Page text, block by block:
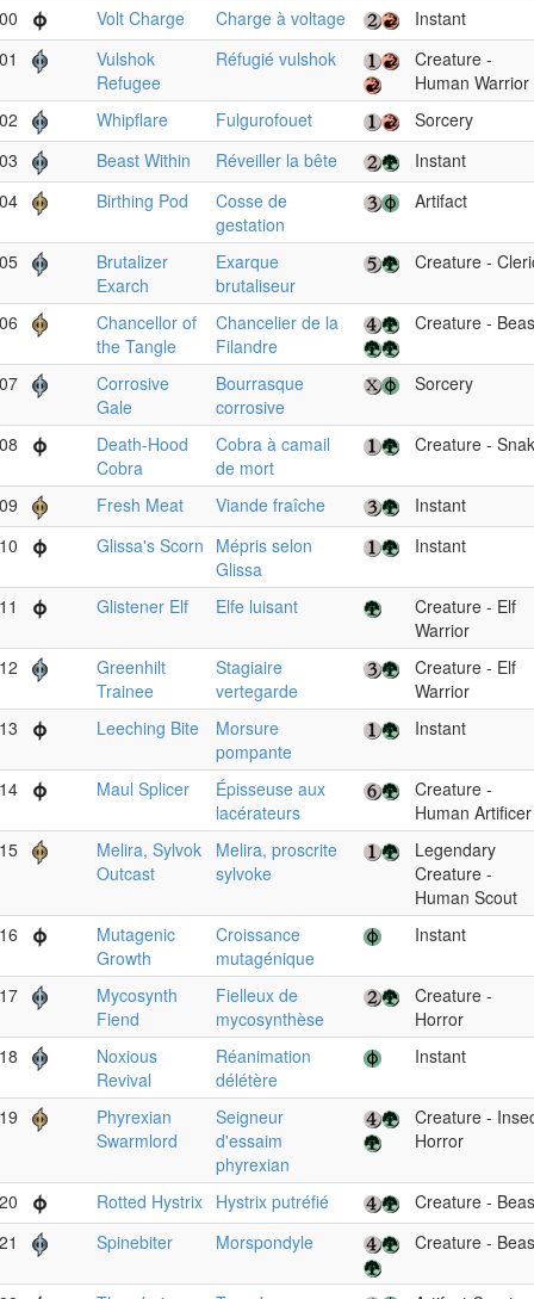
Volt Charge Charge à voltage
Instant
Vulshok
Refugee
Réfugié vulshok
Creature -
Human Warrior
Whipflare Fulgurofouet
Sorcery
Beast Within Réveiller la bête
Instant
Birthing Pod
Cosse de
gestation
Artifact
Brutalizer
Exarch
Exarque
brutaliseur
Creature -
Chancellor of
the Tangle
Chancelier de la
Filandre
Creature -
Corrosive
Gale
Bourrasque
corrosive
Sorcery
Death-Hood
Cobra
Cobra à camail
de mort
Creature -
Fresh Meat Viande fraîche
Instant
Glissa's Scorn Mépris selon
Glissa
Instant
Glistener Elf Elfe luisant
Creature - Elf
Warrior
Greenhilt
Trainee
Stagiaire
vertegarde
Creature - Elf
Warrior
Leeching Bite
Morsure
pompante
Instant
Maul Splicer
Épisseuse aux
lacérateurs
Creature -
Human Artificer
Melira, Sylvok
Outcast
Melira, proscrite
sylvoke
Legendary
Creature -
Human Scout
Mutagenic
Growth
Croissance
mutagénique
Instant
Mycosynth
Fiend
Fielleux de
mycosynthèse
Creature -
Horror
Noxious
Revival
Réanimation
délétère
Instant
Phyrexian
Swarmlord
Seigneur
d'essaim
phyrexian
Creature -
Horror
Rotted Hystrix Hystrix putréfié
Creature -
Spinebiter Morspondyle Creature -